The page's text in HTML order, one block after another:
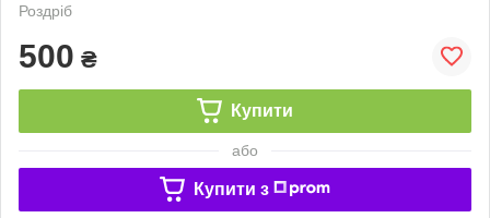
Роздріб
500 ₴
Купити
або
Купити з